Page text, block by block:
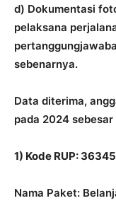
d) Dokumentasi
pelaksana
sebenarnya.
Data diterima,
pada 2024
1) Kode RUP:
Nama Paket: